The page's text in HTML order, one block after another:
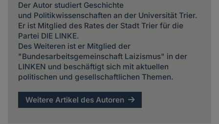
Der Autor studiert Geschichte
und Politikwissenschaften an der Universität Trier.
Er ist Mitglied des Rates der Stadt Trier für die
Partei DIE LINKE.
Des Weiteren ist er Mitglied der
"Bundesarbeitsgemeinschaft Laizismus" in der
LINKEN und beschäftigt sich mit aktuellen
politischen und gesellschaftlichen Themen.
Weitere Artikel des Autoren